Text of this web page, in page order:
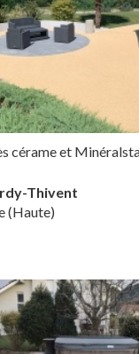
cérame et
Thivent
(Haute)